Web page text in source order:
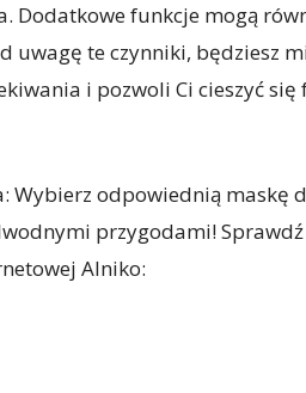
Dodatkowe funkcje mogą
uwagę te czynniki, będziesz
i pozwoli Ci cieszyć
Wybierz odpowiednią maskę
przygodami!
Alniko: